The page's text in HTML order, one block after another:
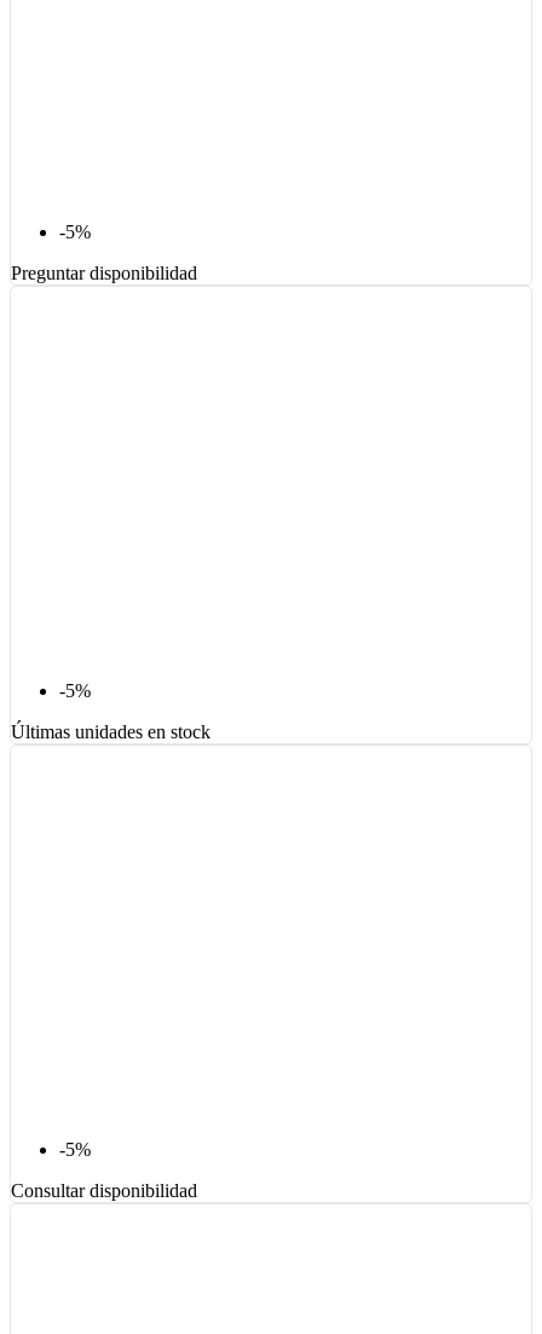
-5%
Preguntar disponibilidad
-5%
Últimas unidades en stock
-5%
Consultar disponibilidad